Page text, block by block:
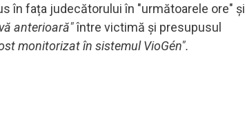
în fața judecătorului în "următoarele ore" și
anterioară"între victimă și presupusul
monitorizat în sistemul VioGén".